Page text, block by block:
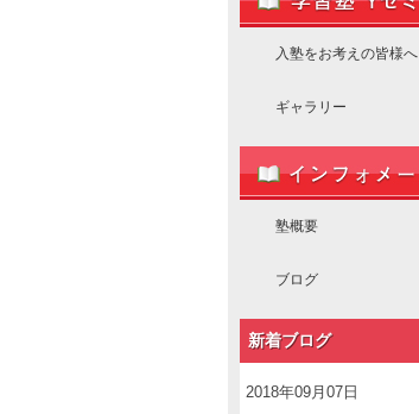
入塾をお考えの皆様へ
ギャラリー
塾概要
ブログ
新着ブログ
2018年09月07日